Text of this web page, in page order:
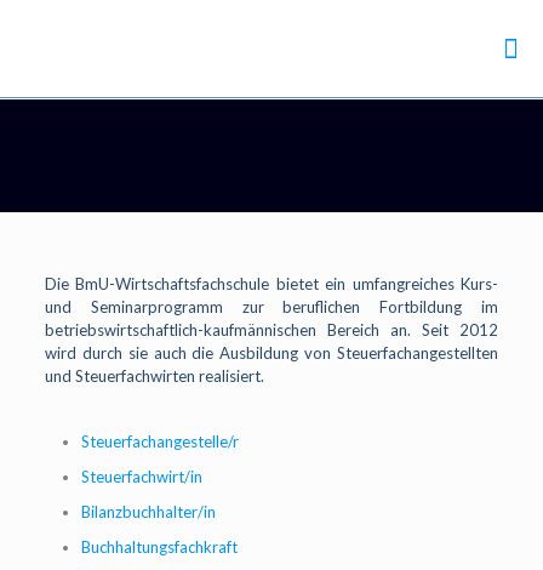
Die BmU-Wirtschaftsfachschule bietet ein umfangreiches Kurs-
und Seminarprogramm zur beruflichen Fortbildung im
betriebswirtschaftlich-kaufmännischen Bereich an. Seit 2012
wird durch sie auch die Ausbildung von Steuerfachangestellten
und Steuerfachwirten realisiert.
Steuerfachangestelle/r
Steuerfachwirt/in
Bilanzbuchhalter/in
Buchhaltungsfachkraft